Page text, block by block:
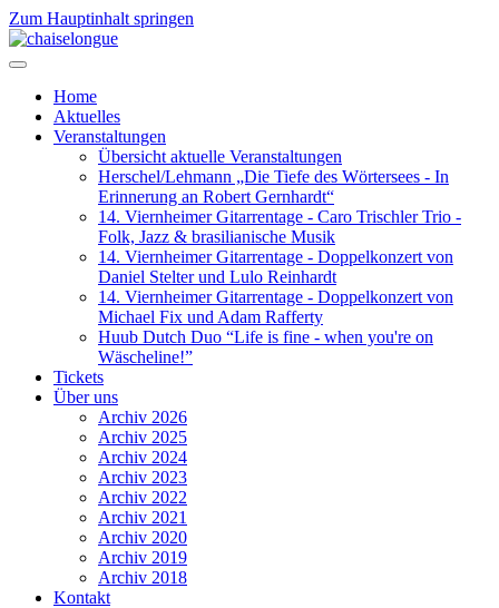
Zum Hauptinhalt springen
Home
Aktuelles
Veranstaltungen
Übersicht aktuelle Veranstaltungen
Herschel/Lehmann „Die Tiefe des Wörtersees - In
Erinnerung an Robert Gernhardt“
14. Viernheimer Gitarrentage - Caro Trischler Trio -
Folk, Jazz & brasilianische Musik
14. Viernheimer Gitarrentage - Doppelkonzert von
Daniel Stelter und Lulo Reinhardt
14. Viernheimer Gitarrentage - Doppelkonzert von
Michael Fix und Adam Rafferty
Huub Dutch Duo “Life is fine - when you're on
Wäscheline!”
Tickets
Über uns
Archiv 2026
Archiv 2025
Archiv 2024
Archiv 2023
Archiv 2022
Archiv 2021
Archiv 2020
Archiv 2019
Archiv 2018
Kontakt